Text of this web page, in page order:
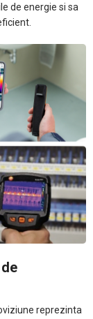
de energie si sa
reprezinta